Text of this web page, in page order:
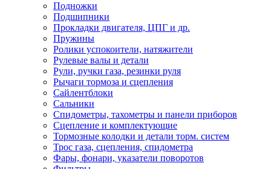
Подножки
Подшипники
Прокладки двигателя, ЦПГ и др.
Пружины
Ролики успокоители, натяжители
Рулевые валы и детали
Рули, ручки газа, резинки руля
Рычаги тормоза и сцепления
Сайлентблоки
Сальники
Спидометры, тахометры и панели приборов
Сцепление и комплектующие
Тормозные колодки и детали торм. систем
Трос газа, сцепления, спидометра
Фары, фонари, указатели поворотов